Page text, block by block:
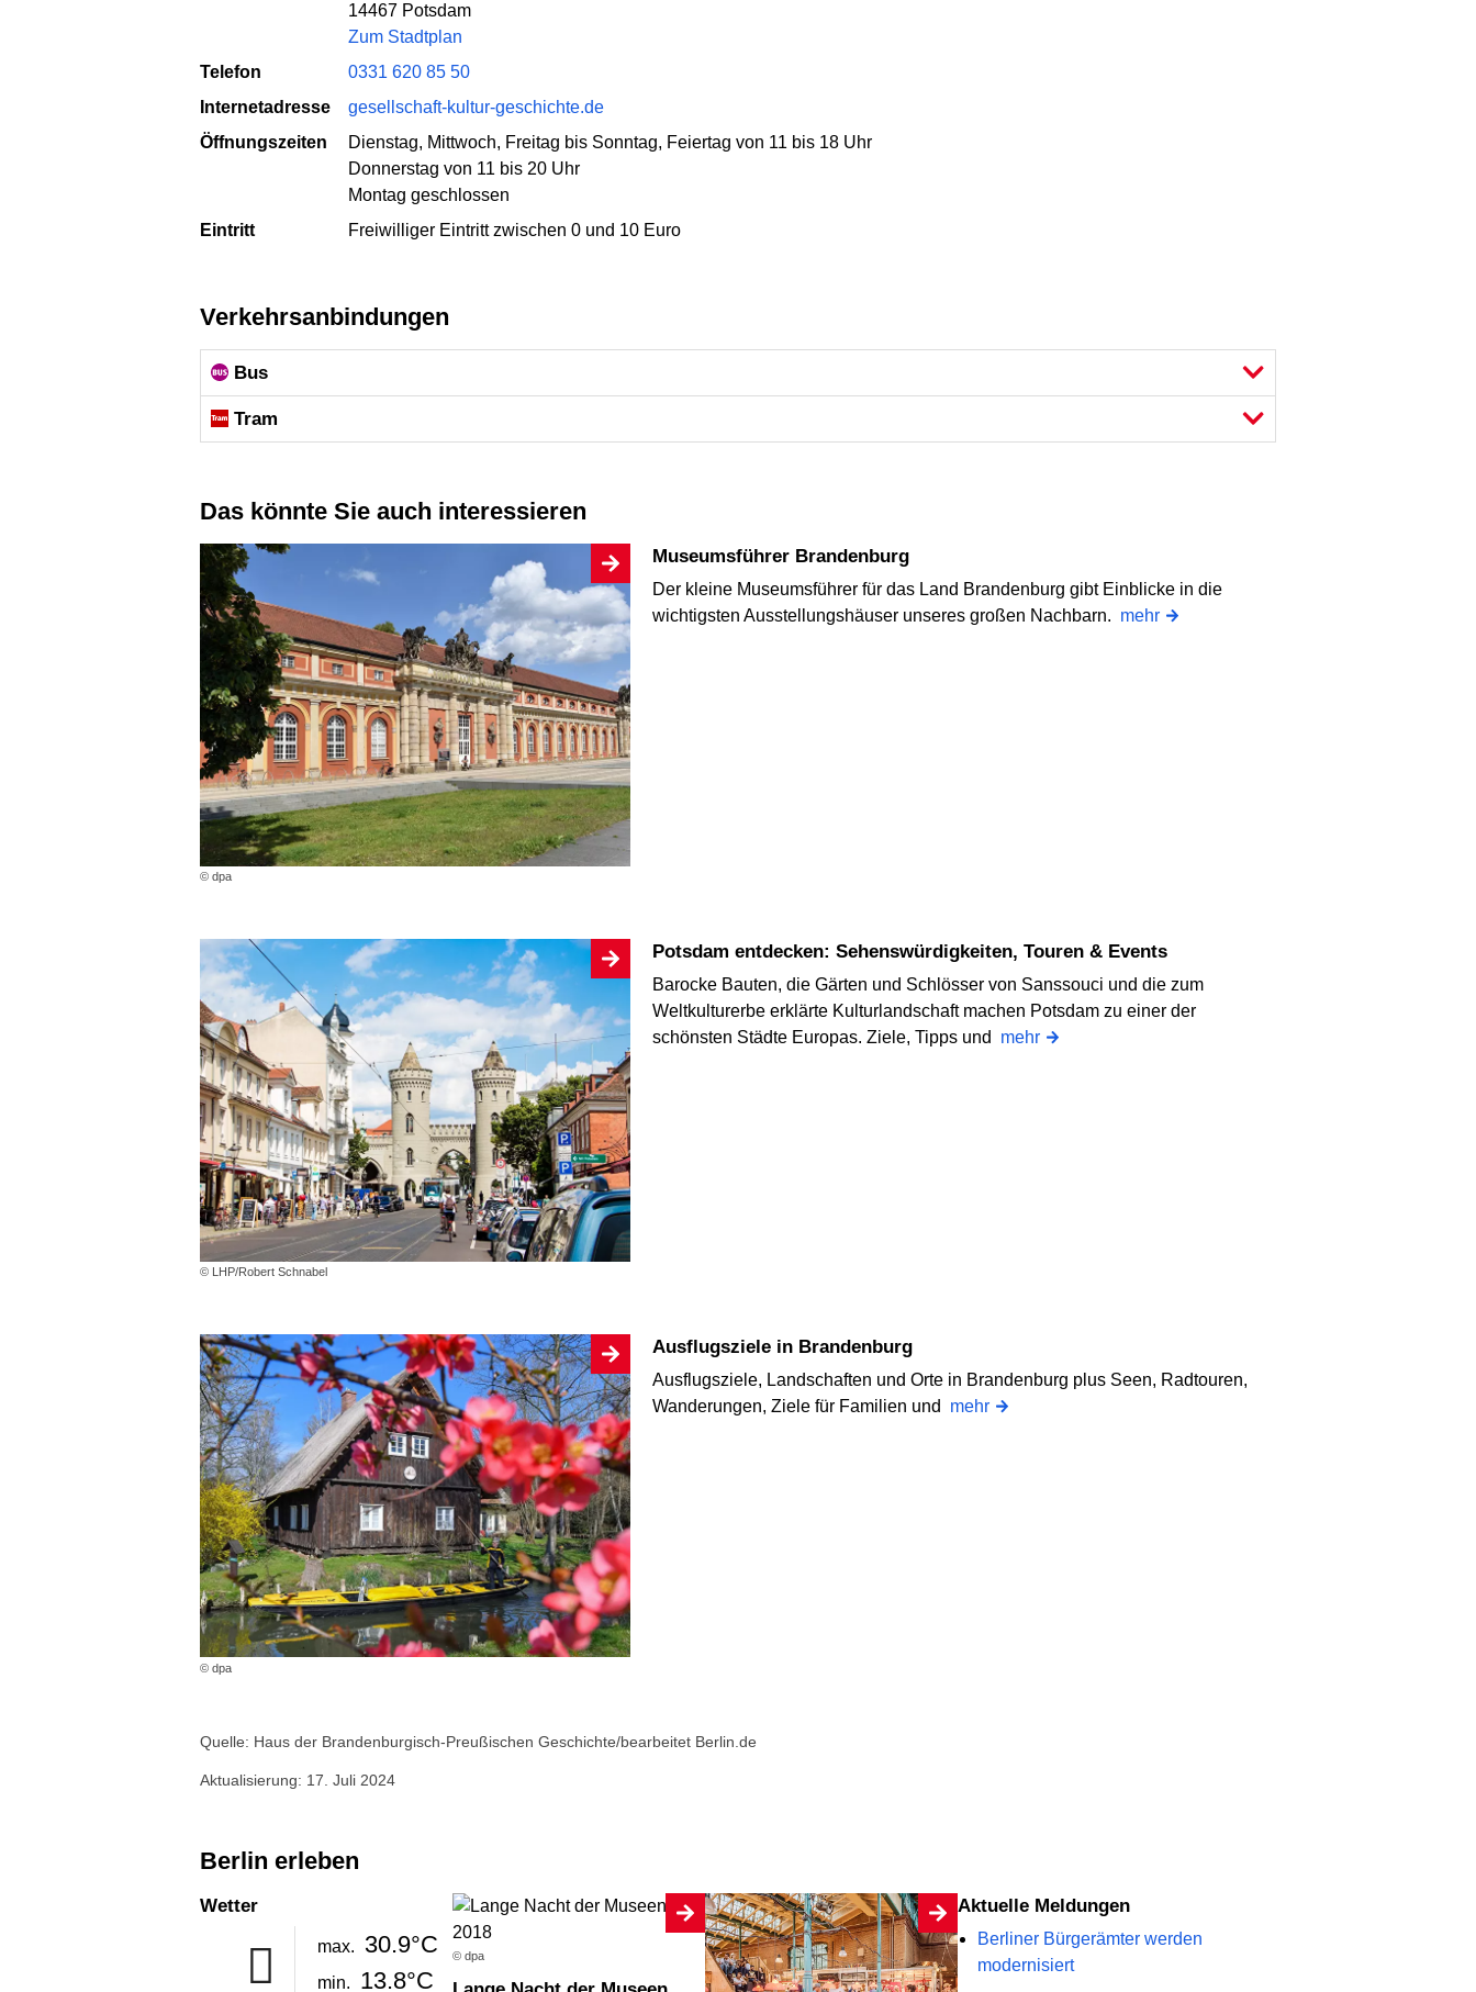
14467 Potsdam
Zum Stadtplan
Telefon
0331 620 85 50
Internetadresse
gesellschaft-kultur-geschichte.de
Öffnungszeiten
Dienstag, Mittwoch, Freitag bis Sonntag, Feiertag von 11 bis 18 Uhr
Donnerstag von 11 bis 20 Uhr
Montag geschlossen
Eintritt
Freiwilliger Eintritt zwischen 0 und 10 Euro
Verkehrsanbindungen
Bus
Tram
Das könnte Sie auch interessieren
© dpa
Museumsführer Brandenburg
Der kleine Museumsführer für das Land Brandenburg gibt Einblicke in die
wichtigsten Ausstellungshäuser unseres großen Nachbarn. mehr
© LHP/Robert Schnabel
Potsdam entdecken: Sehenswürdigkeiten, Touren & Events
Barocke Bauten, die Gärten und Schlösser von Sanssouci und die zum
Weltkulturerbe erklärte Kulturlandschaft machen Potsdam zu einer der
schönsten Städte Europas. Ziele, Tipps und mehr
© dpa
Ausflugsziele in Brandenburg
Ausflugsziele, Landschaften und Orte in Brandenburg plus Seen, Radtouren,
Wanderungen, Ziele für Familien und mehr
Quelle: Haus der Brandenburgisch-Preußischen Geschichte/bearbeitet Berlin.de
Aktualisierung: 17. Juli 2024
Berlin erleben
Wetter
max. 30.9°C
min. 13.8°C
© dpa
Aktuelle Meldungen
Berliner Bürgerämter werden
modernisiert